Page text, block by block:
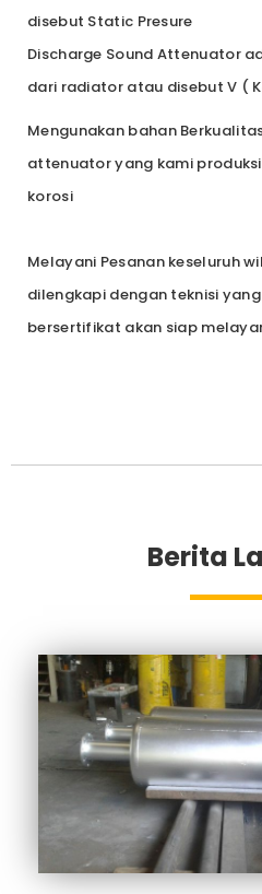
disebut Static Presure
Discharge Sound Attenuator
dari radiator atau disebut V (
Mengunakan bahan
attenuator yang kami
korosi
Melayani Pesanan keseluruh
dilengkapi dengan teknisi
bersertifikat akan siap
Berita